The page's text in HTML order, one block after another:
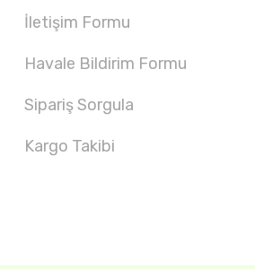
İletişim Formu
Havale Bildirim Formu
Sipariş Sorgula
Kargo Takibi